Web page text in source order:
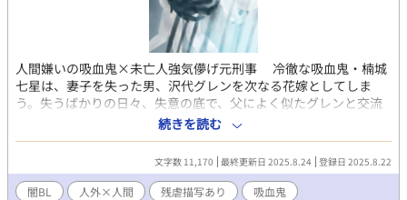
人間嫌いの吸血鬼×未亡人強気儚げ元刑事 冷徹な吸血鬼・楠城
七星は、妻子を失った男、沢代グレンを次なる花嫁としてしま
う。失うばかりの日々、失意の底で、父によく似たグレンと交流
を重ねるうちに、感情が芽生えていくのだが。 ※この物語はフ
ィクションです。犯罪行為を助長、賛美するものではありませ
続きを読む
文字数 11,170 最終更新日 2025.8.24 登録日 2025.8.22
闇BL 人外×人間 残虐描写あり 吸血鬼